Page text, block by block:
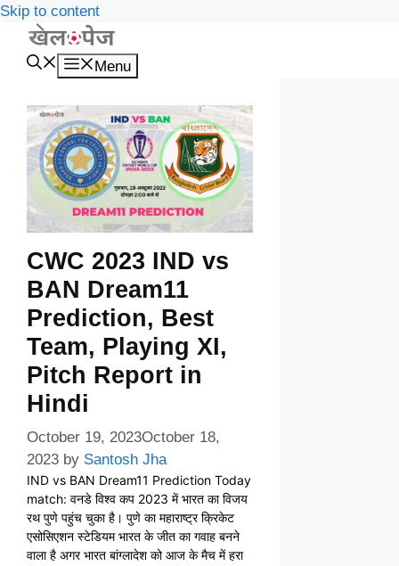
Skip to content
Menu
CWC 2023 IND vs
BAN Dream11
Prediction, Best
Team, Playing XI,
Pitch Report in
Hindi
October 19, 2023October 18,
2023 by Santosh Jha
IND vs BAN Dream11 Prediction Today
match: वनडे विश्व कप 2023 में भारत का विजय
रथ पुणे पहुंच चुका है। पुणे का महाराष्ट्र क्रिकेट
एसोसिएशन स्टेडियम भारत के जीत का गवाह बनने
वाला है अगर भारत बांग्लादेश को आज के मैच में हरा